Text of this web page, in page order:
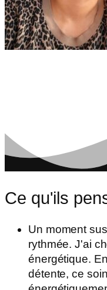
Ce qu'ils
Un moment
rythmée. J'ai
énergétique.
détente, ce